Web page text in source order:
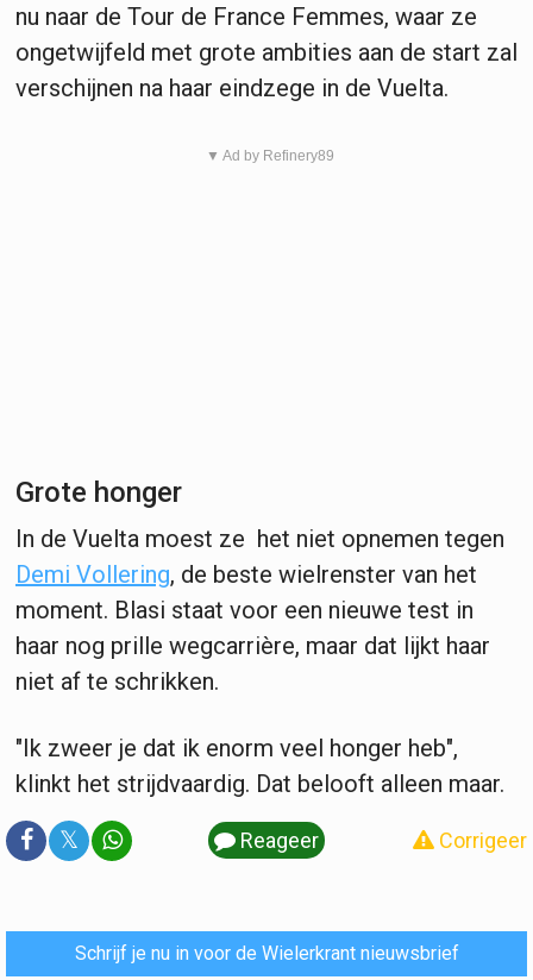
nu naar de Tour de France Femmes, waar ze
ongetwijfeld met grote ambities aan de start zal
verschijnen na haar eindzege in de Vuelta.
▼ Ad by Refinery89
Grote honger
In de Vuelta moest ze het niet opnemen tegen
Demi Vollering, de beste wielrenster van het
moment. Blasi staat voor een nieuwe test in
haar nog prille wegcarrière, maar dat lijkt haar
niet af te schrikken.
"Ik zweer je dat ik enorm veel honger heb",
klinkt het strijdvaardig. Dat belooft alleen maar.
𝕏 Reageer Corrigeer
Schrijf je nu in voor de Wielerkrant nieuwsbrief